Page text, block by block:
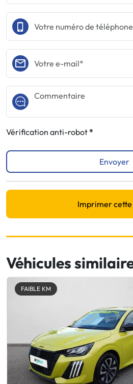
Vérification anti-robot
Envoyer
Imprimer
Véhicules
FAIBLE KM